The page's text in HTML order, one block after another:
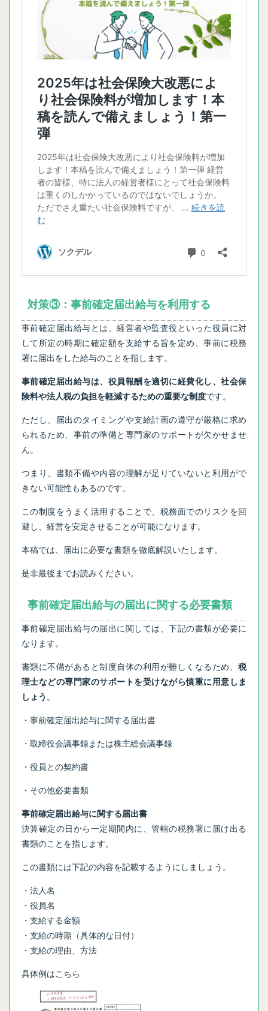
対策③：事前確定届出給与を利用する
事前確定届出給与とは、経営者や監査役といった役員に対
して所定の時期に確定額を支給する旨を定め、事前に税務
署に届出をした給与のことを指します。
事前確定届出給与は、役員報酬を適切に経費化し、社会保
険料や法人税の負担を軽減するための重要な制度です。
ただし、届出のタイミングや支給計画の遵守が厳格に求め
られるため、事前の準備と専門家のサポートが欠かせませ
ん。
つまり、書類不備や内容の理解が足りていないと利用がで
きない可能性もあるのです。
この制度をうまく活用することで、税務面でのリスクを回
避し、経営を安定させることが可能になります。
本稿では、届出に必要な書類を徹底解説いたします。
是非最後までお読みください。
事前確定届出給与の届出に関する必要書類
事前確定届出給与の届出に関しては、下記の書類が必要に
なります。
書類に不備があると制度自体の利用が難しくなるため、 税
理士などの専門家のサポートを受けながら慎重に用意しま
しょう 。
・事前確定届出給与に関する届出書
・取締役会議事録または株主総会議事録
・役員との契約書
・その他必要書類
事前確定届出給与に関する届出書
決算確定の日から一定期間内に、管轄の税務署に届け出る
書類のことを指します。
この書類には下記の内容を記載するようにしましょう。
・法人名
・役員名
・支給する金額
・支給の時期（具体的な日付）
・支給の理由、方法
具体例はこちら